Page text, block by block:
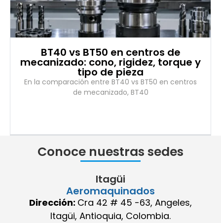
BT40 vs BT50 en centros de
mecanizado: cono, rigidez, torque y
tipo de pieza
En la comparación entre BT40 vs BT50 en centros
de mecanizado, BT40
Conoce nuestras sedes
Itagüi
Aeromaquinados
Dirección: Cra 42 # 45 -63, Angeles,
Itagüi, Antioquia, Colombia.